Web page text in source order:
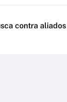
contra aliados